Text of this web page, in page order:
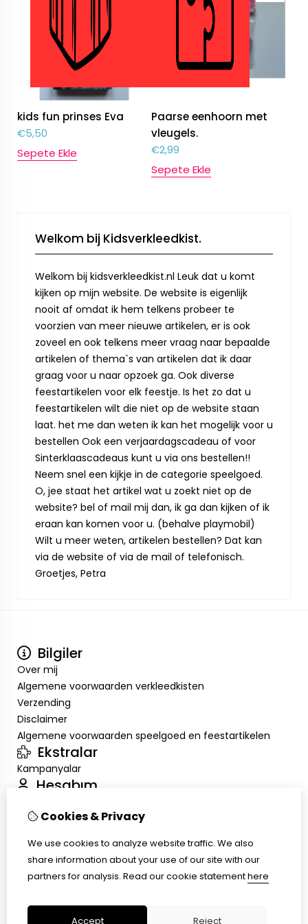
kids fun prinses Eva
€5,50
Sepete Ekle
Paarse eenhoorn met
vleugels.
€2,99
Sepete Ekle
Welkom bij Kidsverkleedkist.
Welkom bij kidsverkleedkist.nl Leuk dat u komt
kijken op mijn website. De website is eigenlijk
nooit af omdat ik hem telkens probeer te
voorzien van meer nieuwe artikelen, er is ook
zoveel en ook telkens meer vraag naar bepaalde
artikelen of thema`s van artikelen dat ik daar
graag voor u naar opzoek ga. Ook diverse
feestartikelen voor elk feestje. Is het zo dat u
feestartikelen wilt die niet op de website staan
laat. het me dan weten ik kan het mogelijk voor u
bestellen Ook een verjaardagscadeau of voor
Sinterklaascadeaus kunt u via ons bestellen!!
Neem snel een kijkje in de categorie speelgoed.
O, jee staat het artikel wat u zoekt niet op de
website? bel of mail mij dan, ik ga dan kijken of ik
eraan kan komen voor u. (behalve playmobil)
Wilt u meer weten, artikelen bestellen? Dat kan
via de website of via de mail of telefonisch.
Groetjes, Petra
Bilgiler
Over mij
Algemene voorwaarden verkleedkisten
Verzending
Disclaimer
Algemene voorwaarden speelgoed en feestartikelen
Ekstralar
Kampanyalar
Hesabım
Sipariş Geçmişim
Müşteri Servisi
Ürün İadesi
Cookies & Privacy
We use cookies to analyze website traffic. We also
share information about your use of our site with our
partners for analysis. Read our cookie statementhere
Accept Reject